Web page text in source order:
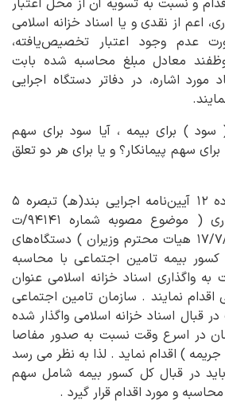
و نسبت به تسویه آن از محل اعتبار
اعم از نقدی و یا اسناد خزانه اسلامی
عدم وجود اعتبار تخصیص‌یافته،
معادل مبلغ محاسبه شده بابت
اشاره، در دفاتر دستگاه اجرایی
) برای بیمه ، آیا سود برای سهم
برای سهم پیمانکار؟ و یا برای هر دو تعلق
به موجب تبصره ۲ ماده ۱۲ آیین‌نامه اجرایی بند(هـ) تبصره ۵
قانون بودجه سال جاری ( موضوع مصوبه شماره ۹۴۱۴۱/ت
۵۵۴۵۵هـ مورخ ۱۷/۷/۱۳۹۷ هیات محترم وزیران ) دستگاه‌های
کسور بیمه تامین اجتماعی با محاسبه
واگذاری اسناد خزانه اسلامی عنوان
اقدام نمایند . سازمان تامین اجتماعی
قبال اسناد خزانه اسلامی واگذار شده
در اسرع وقت نسبت به صدور مفاصا
) اقدام نماید . لذا به نظر می رسد
در قبال کل کسور بیمه شامل سهم
و مورد اقدام قرار گیرد .